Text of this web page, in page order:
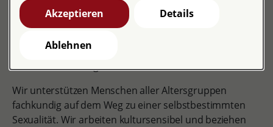
Sexualität ist ein wichtiger Aspekt menschlichen
Wohlbefindens, ein Grundbedürfnis von der Kindheit
lebenslanger individueller Lernprozess mit sich
verändernden Fragen und Bedürfnissen.
Wir unterstützen Menschen aller Altersgruppen
fachkundig auf dem Weg zu einer selbstbestimmten
Sexualität. Wir arbeiten kultursensibel und beziehen
Akzeptieren Details
Ablehnen